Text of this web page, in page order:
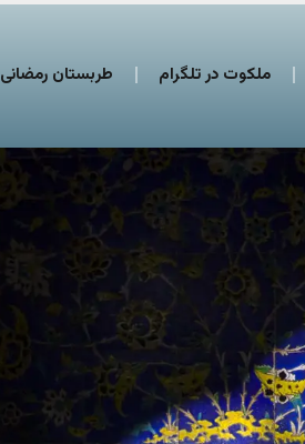
ملکوت در تلگرام طربستان رمضانی